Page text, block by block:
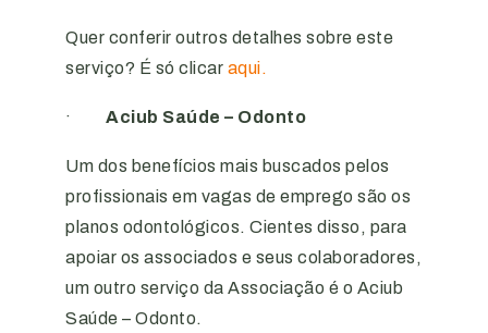
Quer conferir outros detalhes sobre este
serviço? É só clicar aqui.
· Aciub Saúde – Odonto
Um dos benefícios mais buscados pelos
profissionais em vagas de emprego são os
planos odontológicos. Cientes disso, para
apoiar os associados e seus colaboradores,
um outro serviço da Associação é o Aciub
Saúde – Odonto.